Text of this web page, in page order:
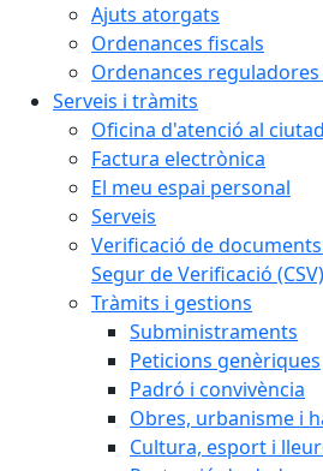
Ajuts atorgats
Ordenances fiscals
Ordenances
Serveis i tràmits
Oficina d'atenció al
Factura electrònica
El meu espai personal
Serveis
Verificació de
Segur de Verificació (CSV)
Tràmits i gestions
Subministraments
Peticions genèriques
Padró i convivència
Obres, urbanisme i
Cultura, esport i